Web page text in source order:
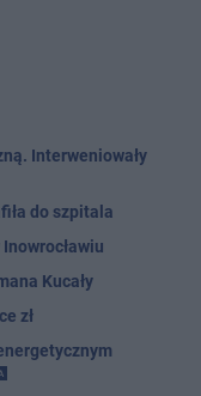
Interweniowały
do szpitala
Kucały
zł